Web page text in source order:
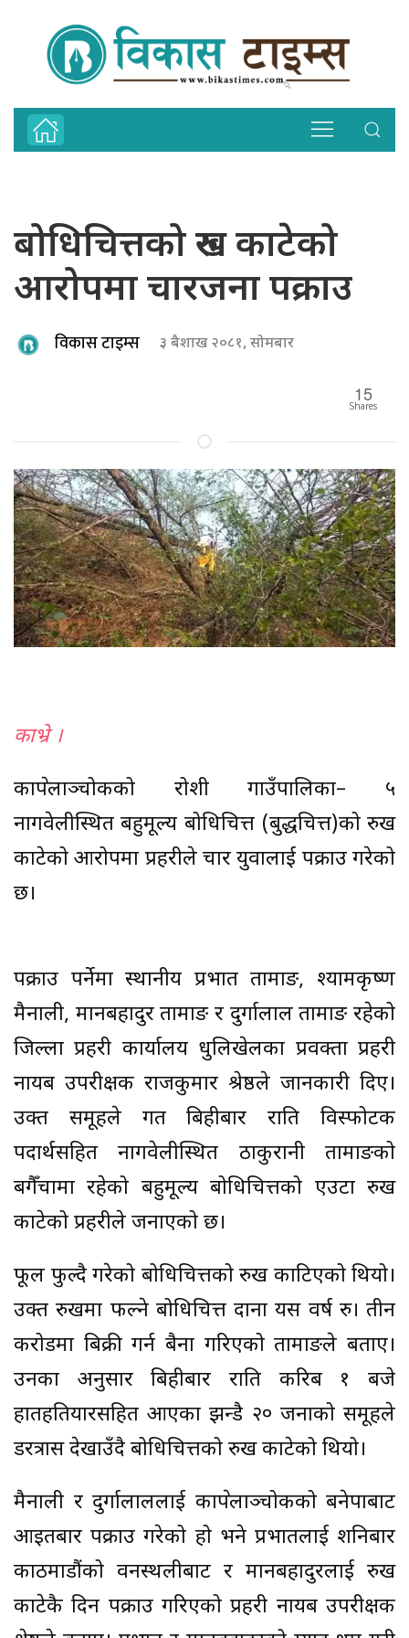
बोधिचित्तको रुख काटेको
आरोपमा चारजना पक्राउ
विकास टाइम्स ३ बैशाख २०८१, सोमबार
15
Shares
काभ्रे ।
काभ्रेपलाञ्चोकको रोशी गाउँपालिका– ५
नागवेलीस्थित बहुमूल्य बोधिचित्त (बुद्धचित्त)को रुख
काटेको आरोपमा प्रहरीले चार युवालाई पक्राउ गरेको
छ।
पक्राउ पर्नेमा स्थानीय प्रभात तामाङ, श्यामकृष्ण
मैनाली, मानबहादुर तामाङ र दुर्गालाल तामाङ रहेको
जिल्ला प्रहरी कार्यालय धुलिखेलका प्रवक्ता प्रहरी
नायब उपरीक्षक राजकुमार श्रेष्ठले जानकारी दिए।
उक्त समूहले गत बिहीबार राति विस्फोटक
पदार्थसहित नागवेलीस्थित ठाकुरानी तामाङको
बगैँचामा रहेको बहुमूल्य बोधिचित्तको एउटा रुख
काटेको प्रहरीले जनाएको छ।
फूल फुल्दै गरेको बोधिचित्तको रुख काटिएको थियो।
उक्त रुखमा फल्ने बोधिचित्त दाना यस वर्ष रु। तीन
करोडमा बिक्री गर्न बैना गरिएको तामाङले बताए।
उनका अनुसार बिहीबार राति करिब १ बजे
हातहतियारसहित आएका झन्डै २० जनाको समूहले
डरत्रास देखाउँदै बोधिचित्तको रुख काटेको थियो।
मैनाली र दुर्गालाललाई काभ्रेपलाञ्चोकको बनेपाबाट
आइतबार पक्राउ गरेको हो भने प्रभातलाई शनिबार
काठमाडौंको वनस्थलीबाट र मानबहादुरलाई रुख
काटेकै दिन पक्राउ गरिएको प्रहरी नायब उपरीक्षक